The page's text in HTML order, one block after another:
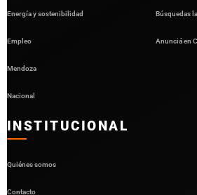
Energía y sostenibilidad
Empleo
Mendoza
Nacional
Búsquedas
Anunciá en
INSTITUCIONAL
Quiénes somos
Contacto